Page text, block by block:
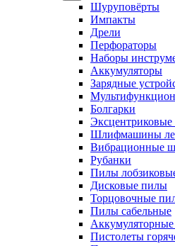
Шуруповёрты
Импакты
Дрели
Перфораторы
Наборы
Аккумуляторы
Зарядные
Болгарки
Шлифмашины
Вибрационные
Рубанки
Пилы
Дисковые пилы
Торцовочные
Пилы сабельные
Пистолеты